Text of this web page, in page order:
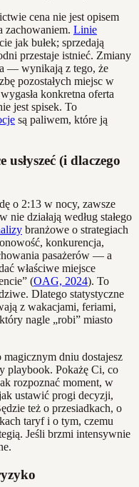
cena nie jest opisem
zachowaniem. Linie
jak bułek; sprzedają
przestaje istnieć. Zmiany
— wynikają z tego, że
pozostałych miejsc w
konkretna oferta
jest spisek. To
są paliwem, które ją
(i dlaczego
o 2:13 w nocy, zawsze
nie działają według stałego
branżowe o strategiach
konkurencja,
pasażerów — a
właściwe miejsce
(OAG, 2024). To
Dlatego statystyczne
z wakacjami, feriami,
nagle „robi” miasto
dniu dostajesz
playbook. Pokażę Ci, co
rozpoznać moment, w
ustawić progi decyzji,
też o przesiadkach, o
taryf i o tym, czemu
Jeśli brzmi intensywnie